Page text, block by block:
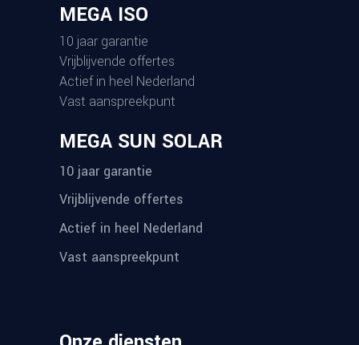
MEGA ISO
10 jaar garantie
Vrijblijvende offertes
Actief in heel Nederland
Vast aanspreekpunt
MEGA SUN SOLAR
10 jaar garantie
Vrijblijvende offertes
Actief in heel Nederland
Vast aanspreekpunt